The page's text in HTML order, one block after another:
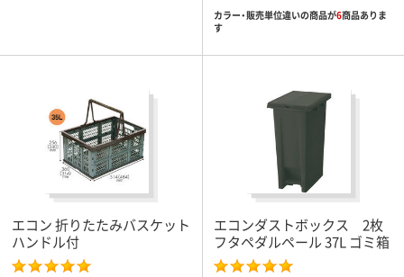
カラー・販売単位違いの商品が6商品ありま
す
エコン 折りたたみバスケット
ハンドル付
エコンダストボックス 2枚
フタペダルペール 37L ゴミ箱